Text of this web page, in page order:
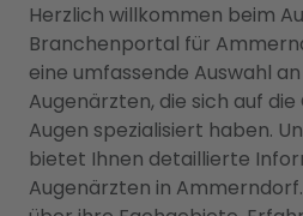
Herzlich willkommen beim
Branchenportal für
eine umfassende Auswahl
Augenärzten, die sich auf
Augen spezialisiert haben.
bietet Ihnen detaillierte
Augenärzten in